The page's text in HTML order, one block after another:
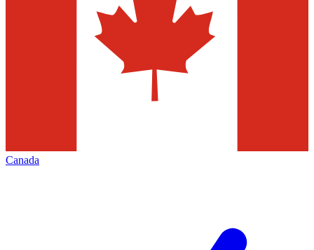
Canada